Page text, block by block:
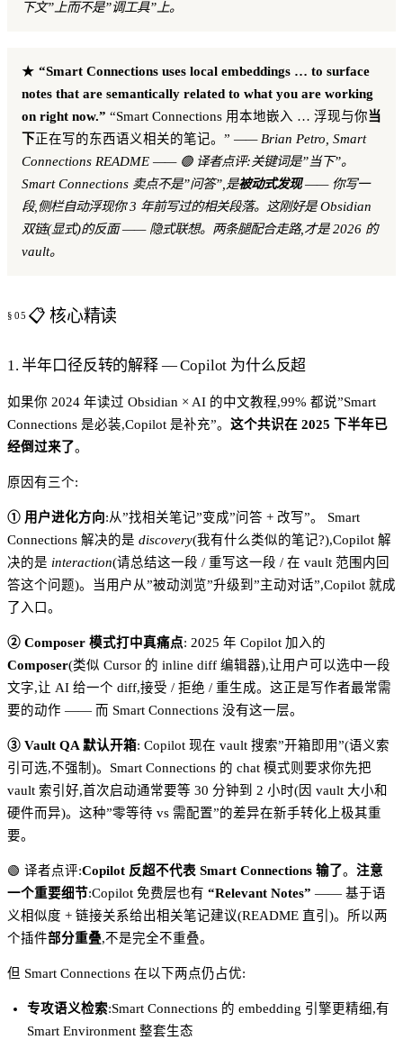
下文”上而不是”调工具”上。
★ “Smart Connections uses local embeddings … to surface
notes that are semantically related to what you are working
on right now.” “Smart Connections 用本地嵌入 … 浮现与你当
下正在写的东西语义相关的笔记。” —— Brian Petro, Smart
Connections README —— 🟢 译者点评:关键词是”当下”。
Smart Connections 卖点不是”问答”,是被动式发现—— 你写一
段,侧栏自动浮现你 3 年前写过的相关段落。这刚好是 Obsidian
双链(显式)的反面 —— 隐式联想。两条腿配合走路,才是 2026 的
vault。
📋 核心精读
1. 半年口径反转的解释 — Copilot 为什么反超
如果你 2024 年读过 Obsidian × AI 的中文教程,99% 都说”Smart
Connections 是必装,Copilot 是补充”。 这个共识在 2025 下半年已
经倒过来了。
原因有三个:
① 用户进化方向:从”找相关笔记”变成”问答 + 改写”。 Smart
Connections 解决的是 discovery(我有什么类似的笔记?),Copilot 解
决的是 interaction(请总结这一段 / 重写这一段 / 在 vault 范围内回
答这个问题)。当用户从”被动浏览”升级到”主动对话”,Copilot 就成
了入口。
② Composer 模式打中真痛点: 2025 年 Copilot 加入的
Composer(类似 Cursor 的 inline diff 编辑器),让用户可以选中一段
文字,让 AI 给一个 diff,接受 / 拒绝 / 重生成。这正是写作者最常需
要的动作 —— 而 Smart Connections 没有这一层。
③ Vault QA 默认开箱: Copilot 现在 vault 搜索”开箱即用”(语义索
引可选,不强制)。Smart Connections 的 chat 模式则要求你先把
vault 索引好,首次启动通常要等 30 分钟到 2 小时(因 vault 大小和
硬件而异)。这种”零等待 vs 需配置”的差异在新手转化上极其重
要。
🟢 译者点评:Copilot 反超不代表 Smart Connections 输了。 注意
一个重要细节:Copilot 免费层也有 “Relevant Notes” —— 基于语
义相似度 + 链接关系给出相关笔记建议(README 直引)。所以两
个插件部分重叠,不是完全不重叠。
但 Smart Connections 在以下两点仍占优:
专攻语义检索:Smart Connections 的 embedding 引擎更精细,有
Smart Environment 整套生态